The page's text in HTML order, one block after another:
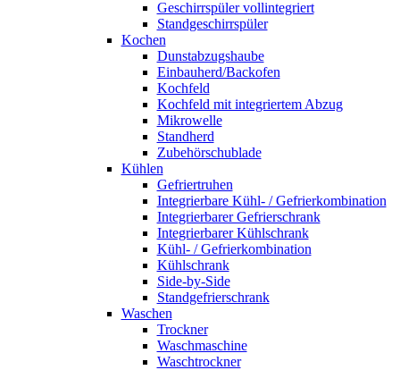
Geschirrspüler vollintegriert
Standgeschirrspüler
Kochen
Dunstabzugshaube
Einbauherd/Backofen
Kochfeld
Kochfeld mit integriertem Abzug
Mikrowelle
Standherd
Zubehörschublade
Kühlen
Gefriertruhen
Integrierbare Kühl- / Gefrierkombination
Integrierbarer Gefrierschrank
Integrierbarer Kühlschrank
Kühl- / Gefrierkombination
Kühlschrank
Side-by-Side
Standgefrierschrank
Waschen
Trockner
Waschmaschine
Waschtrockner